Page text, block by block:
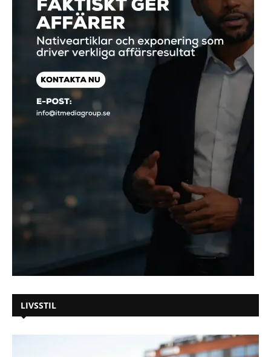
LIVSSTIL